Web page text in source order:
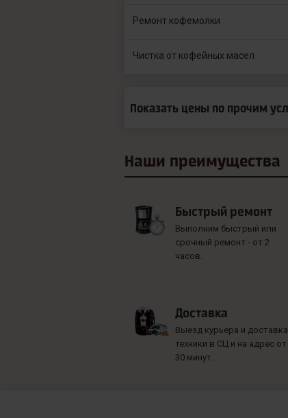
Ремонт кофемолки
Чистка от кофейных масел
Показать цены по прочим
Наши преимущества
Быстрый ремонт
Выполним быстрый или
срочный ремонт - от 2
часов.
Доставка
Выезд курьера и доставка
техники в СЦ и на адрес от
30 минут.